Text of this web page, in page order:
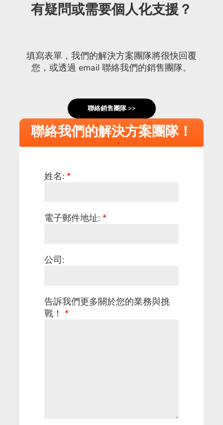
有疑問或需要個人化支援？
填寫表單，我們的解決方案團隊將很快回覆
您，或透過 email 聯絡我們的銷售團隊。
聯絡銷售團隊 >>
聯絡我們的解決方案團隊！
姓名:*
電子郵件地址:*
公司:
告訴我們更多關於您的業務與挑
戰！*